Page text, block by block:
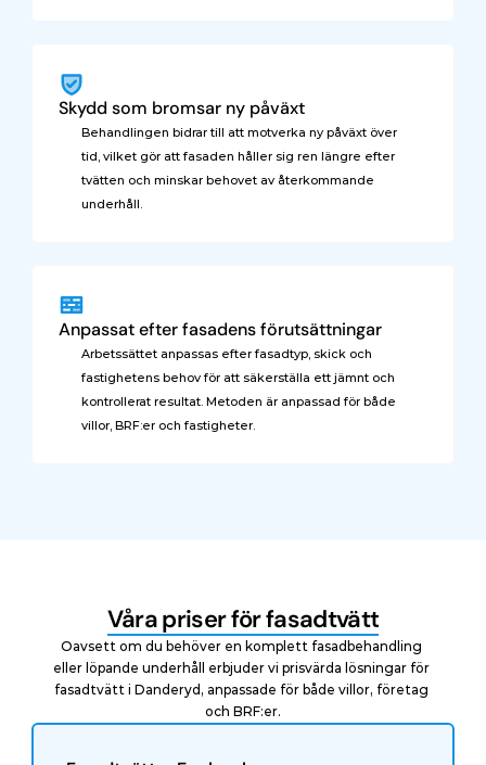
Skydd som bromsar ny påväxt
Behandlingen bidrar till att motverka ny påväxt över
tid, vilket gör att fasaden håller sig ren längre efter
tvätten och minskar behovet av återkommande
underhåll.
Anpassat efter fasadens förutsättningar
Arbetssättet anpassas efter fasadtyp, skick och
fastighetens behov för att säkerställa ett jämnt och
kontrollerat resultat. Metoden är anpassad för både
villor, BRF:er och fastigheter.
Våra priser för fasadtvätt
Oavsett om du behöver en komplett fasadbehandling
eller löpande underhåll erbjuder vi prisvärda lösningar för
fasadtvätt i Danderyd, anpassade för både villor, företag
och BRF:er.